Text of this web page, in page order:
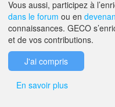
F.A.Q.
Vous aussi, participez à
dans le forum ou en
connaissances. GECO
et de vos contributions.
J'ai compris
En savoir plus